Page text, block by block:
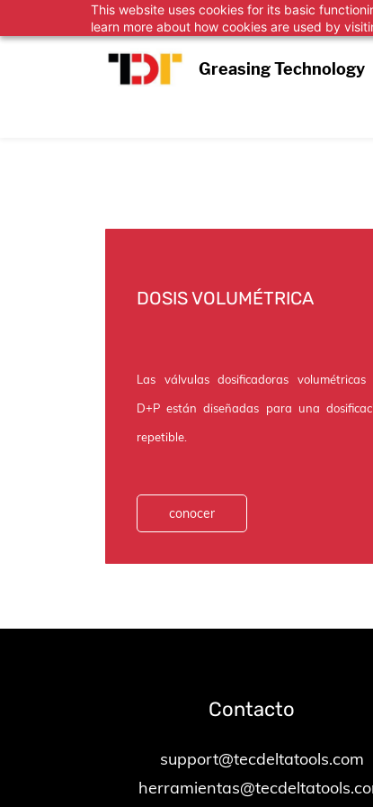
This website uses cookies for its basic
learn more about how cookies are used by
to
Greasing Technology
DOSIS VOLUMÉTRICA
Las válvulas dosificadoras volumétricas
D+P están diseñadas para una
repetible.
conocer
Contacto
support@tecdeltatools.com